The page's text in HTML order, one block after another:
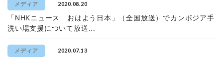
メディア 2020.08.20
「NHKニュース おはよう日本」（全国放送）でカンボジア手
洗い場支援について放送...
メディア 2020.07.13